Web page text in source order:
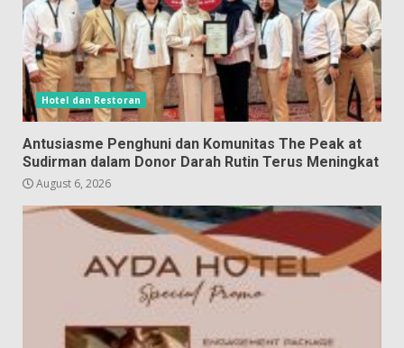
Hotel dan Restoran
Antusiasme Penghuni dan Komunitas The Peak at
Sudirman dalam Donor Darah Rutin Terus Meningkat
August 6, 2026